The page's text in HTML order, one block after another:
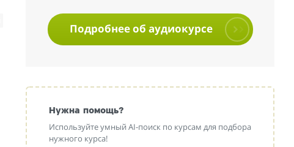
Подробнее об аудиокурсе
Нужна помощь?
Используйте умный AI-поиск по курсам для подбора
нужного курса!